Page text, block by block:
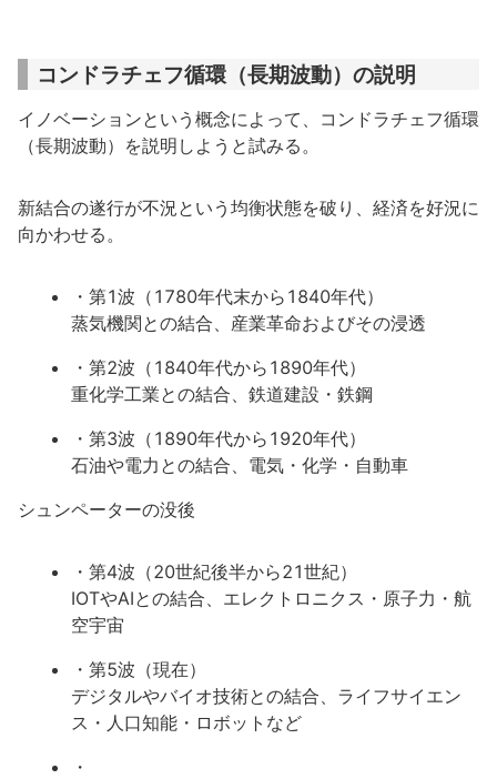
コンドラチェフ循環（長期波動）の説明
イノベーションという概念によって、コンドラチェフ循環
（長期波動）を説明しようと試みる。
新結合の遂行が不況という均衡状態を破り、経済を好況に
向かわせる。
・第1波（1780年代末から1840年代）
蒸気機関との結合、産業革命およびその浸透
・第2波（1840年代から1890年代）
重化学工業との結合、鉄道建設・鉄鋼
・第3波（1890年代から1920年代）
石油や電力との結合、電気・化学・自動車
シュンペーターの没後
・第4波（20世紀後半から21世紀）
IOTやAIとの結合、エレクトロニクス・原子力・航
空宇宙
・第5波（現在）
デジタルやバイオ技術との結合、ライフサイエン
ス・人口知能・ロボットなど
・